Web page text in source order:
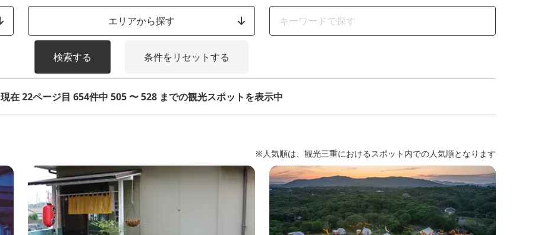
エリアから探す
検索する 条件をリセットする
現在 22ページ目 654件中 505 〜 528 までの観光スポットを表示中
※人気順は、観光三重におけるスポット内での人気順となります